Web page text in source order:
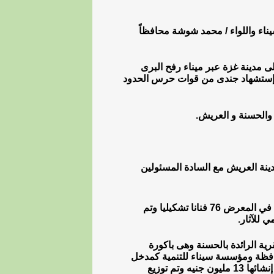
واللواء / محمد شوشة محافظاً
العريش الى مدينة غزة عبر ميناء رفح البرى
إستشهاد جندى من قوات حرس الحدود
و العريش.
العريش مع السادة المسئولين
أفتتاح معرض المعارض بمدينة العريش وقد شارك في المعرض 76 فنانا تشكيليا وتم
الرائدة بالحسنة وهى باكورة
ومؤسسة سيناء للتنمية كمدخل
رئيس لباكورة تنمية متواصلة في سيناء وقد تكلف إنشائها 13 مليون جنيه وتم توزيع